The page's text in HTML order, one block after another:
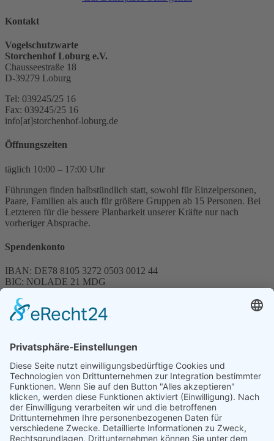
Kontakt
Vogelschutzwarte
Storchenhof Loburg e.V.
Chausseestraße 18
D-39279 Loburg
Tel: 039245/25 16
Fax: 039245/25 16
info[at]storchenhof-loburg.de
Öffnungszeiten
täglich 10:00 – 17:00 Uhr
Führungen finden halbstündlich statt, sowohl für Einzelpersonen,
Paare, Familien als auch für größere Gruppen ab 15 Personen. Bei
Letzteren für die bessere Planbarkeit unserer Kräfte nur nach
vorheriger Absprache.
Spendenkonto
IBAN: DE78 8105 3272 0503 0012 44
BIC: NOLADE 21 MDG
Spenden können steuerlich abgesetzt werden
Förderung
© 1987 – 2025
Storchenhof Loburg e.V.
Alle Rechte vorbehalten.